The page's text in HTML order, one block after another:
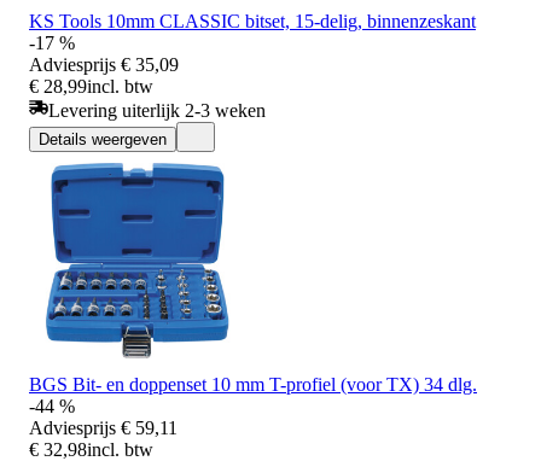
KS Tools 10mm CLASSIC bitset, 15-delig, binnenzeskant
-17 %
Adviesprijs € 35,09
€ 28,99incl. btw
Levering uiterlijk 2-3 weken
Details weergeven
BGS Bit- en doppenset 10 mm T-profiel (voor TX) 34 dlg.
-44 %
Adviesprijs € 59,11
€ 32,98incl. btw